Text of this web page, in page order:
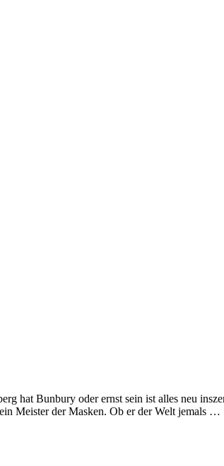
hat Bunbury oder ernst sein ist alles neu
Meister der Masken. Ob er der Welt jemals …